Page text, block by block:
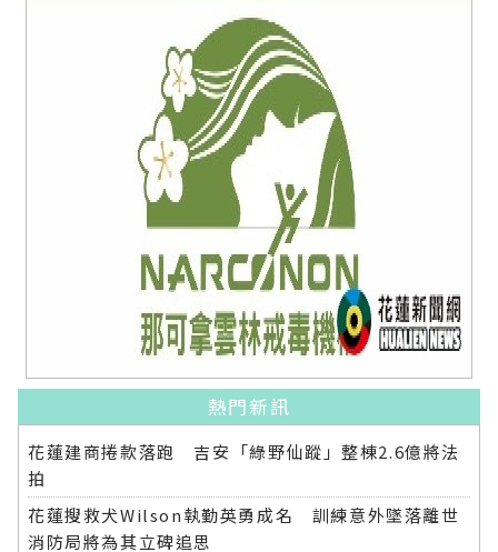
熱門新訊
花蓮建商捲款落跑 吉安「綠野仙蹤」整棟2.6億將法
拍
花蓮搜救犬Wilson執勤英勇成名 訓練意外墜落離世
消防局將為其立碑追思